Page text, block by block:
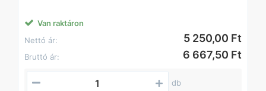
• Párnázott szártető, formázott talpbetét
Van raktáron
Nettó ár:
5 250,00 Ft
Bruttó ár: 6 667,50 Ft
db